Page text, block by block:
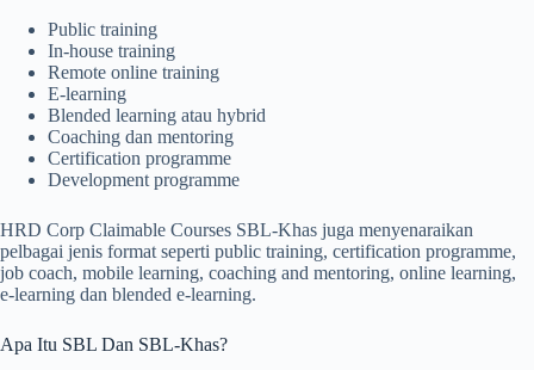
Public training
In-house training
Remote online training
E-learning
Blended learning atau hybrid
Coaching dan mentoring
Certification programme
Development programme
HRD Corp Claimable Courses SBL-Khas juga menyenaraikan
pelbagai jenis format seperti public training, certification programme,
job coach, mobile learning, coaching and mentoring, online learning,
e-learning dan blended e-learning.
Apa Itu SBL Dan SBL-Khas?